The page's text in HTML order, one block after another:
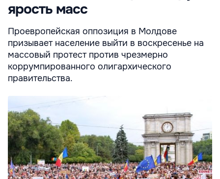
ярость масс
Проевропейская оппозиция в Молдове
призывает население выйти в воскресенье на
массовый протест против чрезмерно
коррумпированного олигархического
правительства.